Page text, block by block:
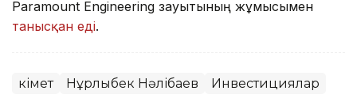
Paramount Engineering зауытының жұмысымен
танысқан еді.
Үкімет Нұрлыбек Нәлібаев Инвестициялар